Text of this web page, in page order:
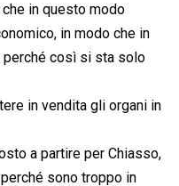
in questo modo
in modo che in
così si sta solo
in vendita gli organi in
a partire per Chiasso,
sono troppo in